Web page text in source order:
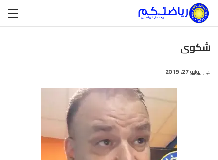
شكوى
في يونيو 27, 2019